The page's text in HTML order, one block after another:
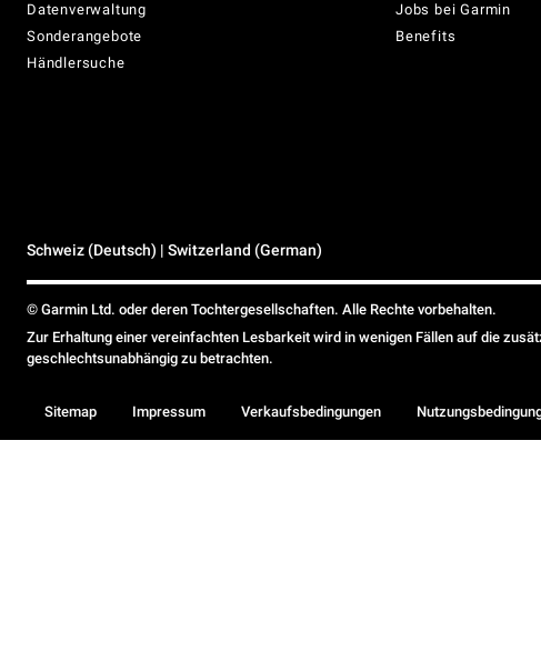
Datenverwaltung
Sonderangebote
Händlersuche
Jobs bei Garmin
Benefits
Schweiz (Deutsch) | Switzerland (German)
© Garmin Ltd. oder deren Tochtergesellschaften. Alle Rechte vorbehalten.
Zur Erhaltung einer vereinfachten Lesbarkeit wird in wenigen Fällen auf die
geschlechtsunabhängig zu betrachten.
Sitemap Impressum Verkaufsbedingungen